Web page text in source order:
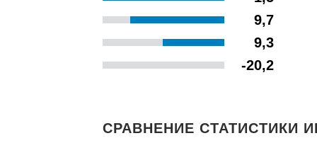
9,7
9,3
-20,2
СРАВНЕНИЕ СТАТИСТИКИ